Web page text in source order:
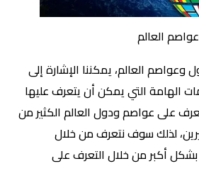
العالم
العالم، يمكننا الإشارة إلى
الهامة التي يمكن أن يتعرف عليها
على عواصم ودول العالم الكثير من
لذلك سوف نتعرف من خلال
أكبر من خلال التعرف على